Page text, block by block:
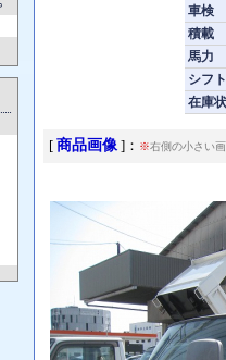
車検
積載
馬力
シフト
在庫
[ 商品画像 ]： ※右側の小さい